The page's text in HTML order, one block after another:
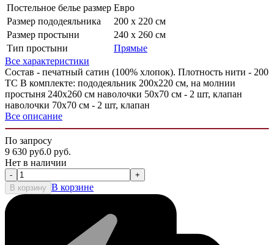
Постельное белье размер Евро
Размер пододеяльника
200 х 220 см
Размер простыни
240 х 260 см
Тип простыни
Прямые
Все характеристики
Состав - печатный сатин (100% хлопок). Плотность нити - 200
ТС В комплекте: пододеяльник 200х220 см, на молнии
простыня 240х260 см наволочки 50х70 см - 2 шт, клапан
наволочки 70х70 см - 2 шт, клапан
Все описание
По запросу
9 630 руб.0 руб.
Нет в наличии
-
+
В корзину В корзине